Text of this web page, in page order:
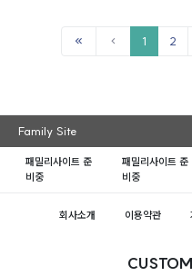
1 2
Family Site
패밀리사이트 준
비중
패밀리사이트 준
비중
회사소개 이용약관